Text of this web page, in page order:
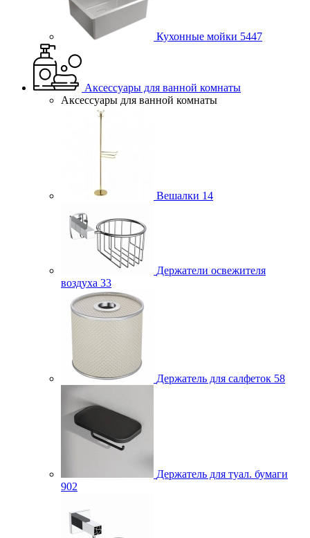
Кухонные мойки 5447
Аксессуары для ванной комнаты
Аксессуары для ванной комнаты
Вешалки 14
Держатели освежителя
воздуха 33
Держатель для салфеток 58
Держатель для туал. бумаги
902